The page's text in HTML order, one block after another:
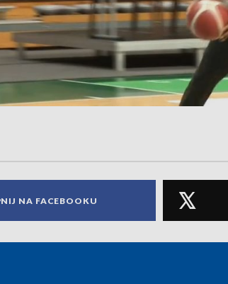
NA FACEBOOKU